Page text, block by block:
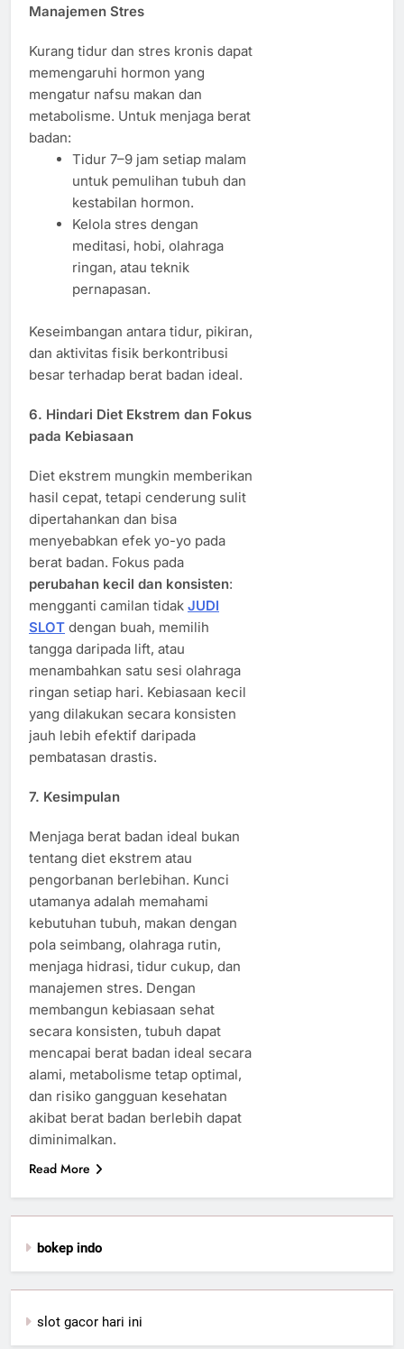
Manajemen Stres
Kurang tidur dan stres kronis dapat
memengaruhi hormon yang
mengatur nafsu makan dan
metabolisme. Untuk menjaga berat
badan:
Tidur 7–9 jam setiap malam
untuk pemulihan tubuh dan
kestabilan hormon.
Kelola stres dengan
meditasi, hobi, olahraga
ringan, atau teknik
pernapasan.
Keseimbangan antara tidur, pikiran,
dan aktivitas fisik berkontribusi
besar terhadap berat badan ideal.
6. Hindari Diet Ekstrem dan Fokus
pada Kebiasaan
Diet ekstrem mungkin memberikan
hasil cepat, tetapi cenderung sulit
dipertahankan dan bisa
menyebabkan efek yo-yo pada
berat badan. Fokus pada
perubahan kecil dan konsisten:
mengganti camilan tidak JUDI
SLOT dengan buah, memilih
tangga daripada lift, atau
menambahkan satu sesi olahraga
ringan setiap hari. Kebiasaan kecil
yang dilakukan secara konsisten
jauh lebih efektif daripada
pembatasan drastis.
7. Kesimpulan
Menjaga berat badan ideal bukan
tentang diet ekstrem atau
pengorbanan berlebihan. Kunci
utamanya adalah memahami
kebutuhan tubuh, makan dengan
pola seimbang, olahraga rutin,
menjaga hidrasi, tidur cukup, dan
manajemen stres. Dengan
membangun kebiasaan sehat
secara konsisten, tubuh dapat
mencapai berat badan ideal secara
alami, metabolisme tetap optimal,
dan risiko gangguan kesehatan
akibat berat badan berlebih dapat
diminimalkan.
Read More
bokep indo
slot gacor hari ini